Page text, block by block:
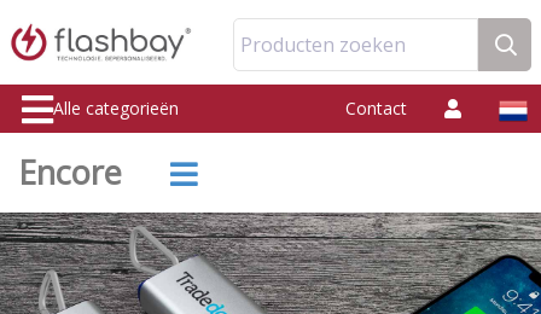
Producten zoeken
Alle categorieën Contact
Encore